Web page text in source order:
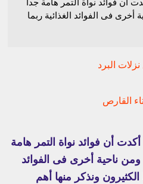
أن فوائد نواة التمر هامة جداً
أخرى فى الفوائد الغذائية ربما
البرد
القارص
أن فوائد نواة التمر هامة
ناحية أخرى فى الفوائد
الكثيرون ونذكر منها أهم